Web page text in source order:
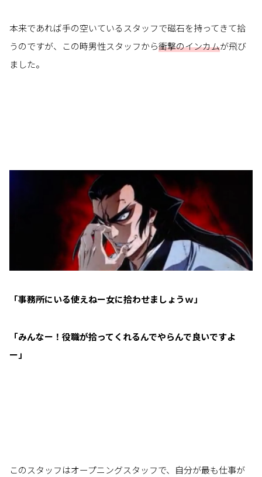
本来であれば手の空いているスタッフで磁石を持ってきて拾
うのですが、この時男性スタッフから衝撃のインカムが飛び
ました。
「事務所にいる使えねー女に拾わせましょうｗ」
「みんなー！役職が拾ってくれるんでやらんで良いですよ
ー」
このスタッフはオープニングスタッフで、自分が最も仕事が